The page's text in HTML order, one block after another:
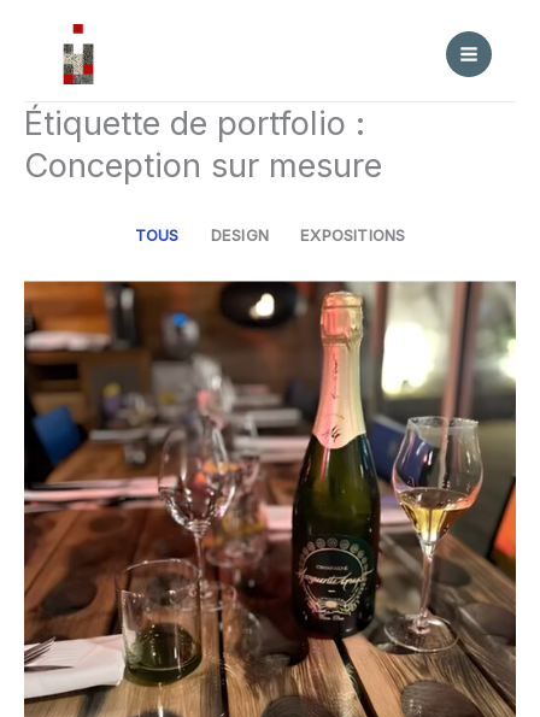
contenu
Étiquette de portfolio :
Conception sur mesure
TOUS DESIGN EXPOSITIONS